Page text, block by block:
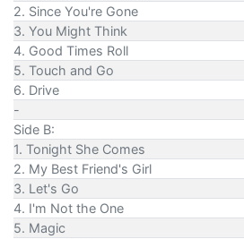
2. Since You're Gone
3. You Might Think
4. Good Times Roll
5. Touch and Go
6. Drive
-
Side B:
1. Tonight She Comes
2. My Best Friend's Girl
3. Let's Go
4. I'm Not the One
5. Magic